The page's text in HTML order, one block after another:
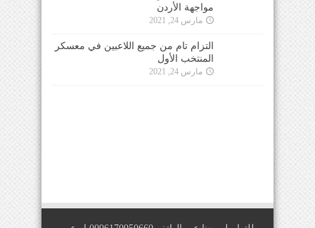
مواجهة الأردن
مارس 24, 2021
التزام تام من جميع اللاعبين في معسكر
المنتخب الأول
مارس 24, 2021